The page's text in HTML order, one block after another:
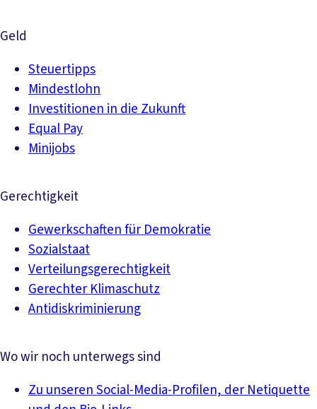
Geld
Steuertipps
Mindestlohn
Investitionen in die Zukunft
Equal Pay
Minijobs
Gerechtigkeit
Gewerkschaften für Demokratie
Sozialstaat
Verteilungsgerechtigkeit
Gerechter Klimaschutz
Antidiskriminierung
Wo wir noch unterwegs sind
Zu unseren Social-Media-Profilen, der Netiquette